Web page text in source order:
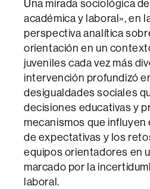
Una mirada sociológica
académica y laboral», en
perspectiva analítica
orientación en un
juveniles cada vez más
intervención profundizó
desigualdades sociales
decisiones educativas y
mecanismos que
de expectativas y los
equipos orientadores en
marcado por la
laboral.